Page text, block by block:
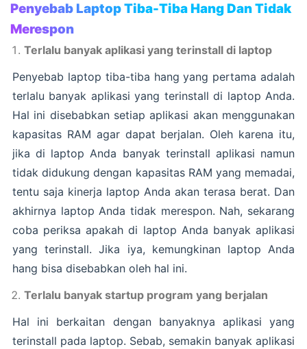
Penyebab Laptop Tiba-Tiba Hang Dan Tidak
Merespon
Terlalu banyak aplikasi yang terinstall di laptop
Penyebab laptop tiba-tiba hang yang pertama adalah
terlalu banyak aplikasi yang terinstall di laptop Anda.
Hal ini disebabkan setiap aplikasi akan menggunakan
kapasitas RAM agar dapat berjalan. Oleh karena itu,
jika di laptop Anda banyak terinstall aplikasi namun
tidak didukung dengan kapasitas RAM yang memadai,
tentu saja kinerja laptop Anda akan terasa berat. Dan
akhirnya laptop Anda tidak merespon. Nah, sekarang
coba periksa apakah di laptop Anda banyak aplikasi
yang terinstall. Jika iya, kemungkinan laptop Anda
hang bisa disebabkan oleh hal ini.
Terlalu banyak startup program yang berjalan
Hal ini berkaitan dengan banyaknya aplikasi yang
terinstall pada laptop. Sebab, semakin banyak aplikasi